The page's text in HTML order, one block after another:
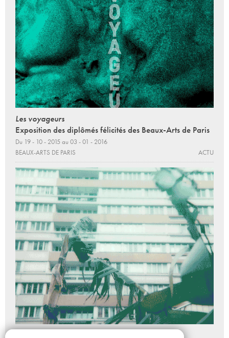
Les voyageurs
Exposition des diplômés félicités des Beaux-Arts de Paris
Du 19 - 10 - 2015 au 03 - 01 - 2016
BEAUX-ARTS DE PARIS
ACTU